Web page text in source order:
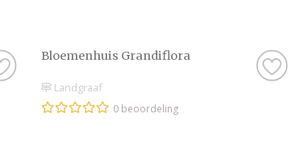
Bloemenhuis Grandiflora
Landgraaf
0 beoordeling